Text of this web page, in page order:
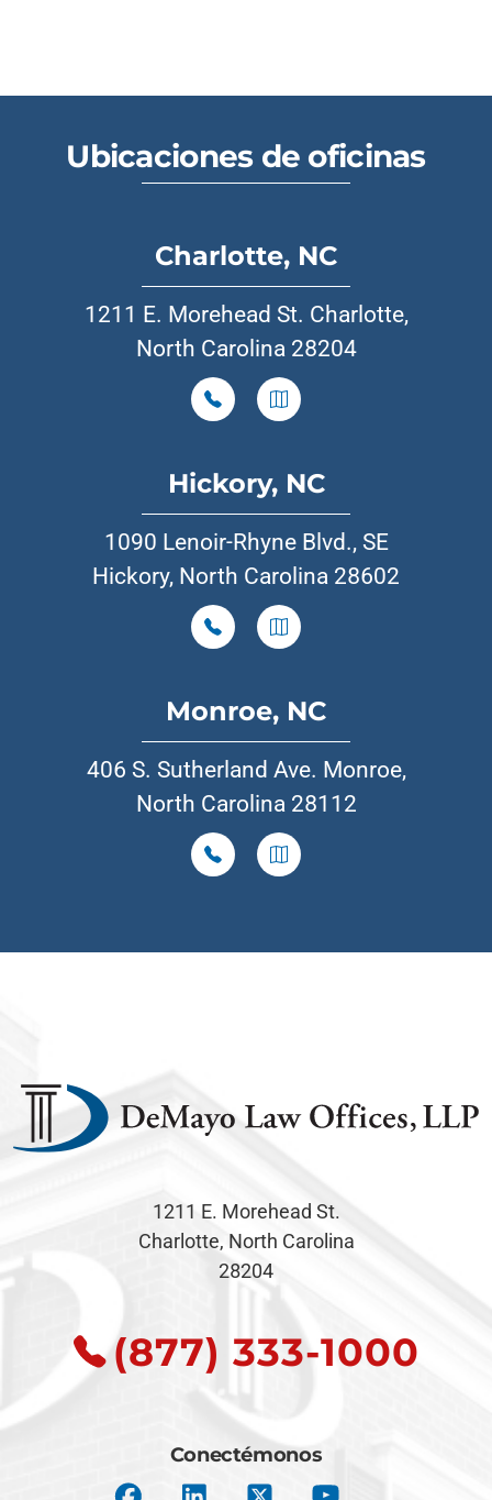
Ubicaciones de oficinas
Charlotte, NC
1211 E. Morehead St. Charlotte,
North Carolina 28204
Hickory, NC
1090 Lenoir-Rhyne Blvd., SE
Hickory, North Carolina 28602
Monroe, NC
406 S. Sutherland Ave. Monroe,
North Carolina 28112
1211 E. Morehead St.
Charlotte, North Carolina
28204
(877) 333-1000
Conectémonos